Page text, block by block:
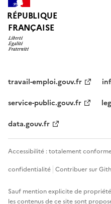
RÉPUBLIQUE
FRANÇAISE
travail-emploi.gouv.fr
service-public.gouv.fr
data.gouv.fr
Accessibilité : totalement
confidentialité Contribuer sur
Sauf mention explicite de
les contenus de ce site sont